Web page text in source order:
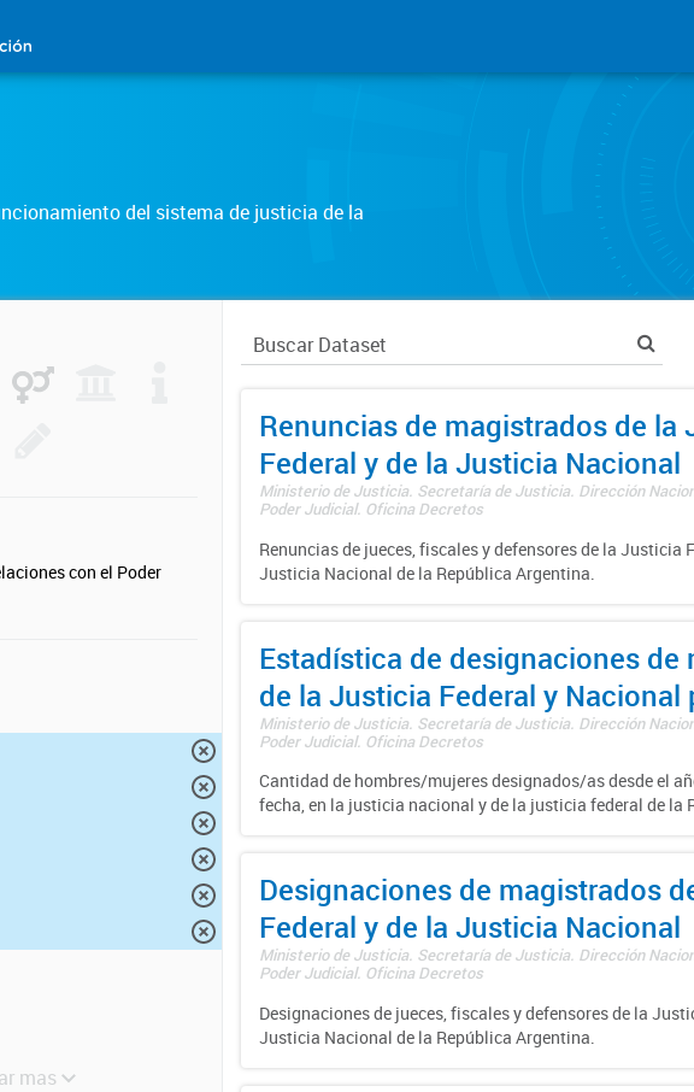
del sistema de justicia de la
con el Poder
mas
Renuncias de magistrados de la
Federal y de la Justicia Nacional
Ministerio de Justicia. Secretaría de Justicia. Dirección
Poder Judicial. Oficina Decretos
Renuncias de jueces, fiscales y defensores de la Justicia
Justicia Nacional de la República Argentina.
Estadística de designaciones de
de la Justicia Federal y Nacional
Ministerio de Justicia. Secretaría de Justicia. Dirección
Poder Judicial. Oficina Decretos
Cantidad de hombres/mujeres designados/as desde el
fecha, en la justicia nacional y de la justicia federal de la
Designaciones de magistrados
Federal y de la Justicia Nacional
Ministerio de Justicia. Secretaría de Justicia. Dirección
Poder Judicial. Oficina Decretos
Designaciones de jueces, fiscales y defensores de la
Justicia Nacional de la República Argentina.